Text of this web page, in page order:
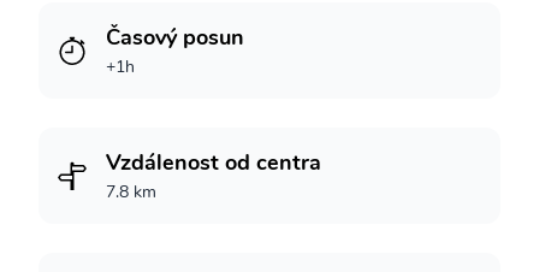
Časový posun
+1h
Vzdálenost od centra
7.8 km